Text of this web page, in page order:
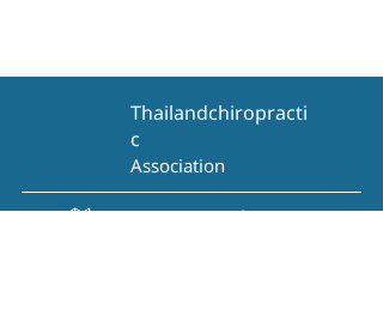
Thailandchiropracti
c
Association
View on Google Maps